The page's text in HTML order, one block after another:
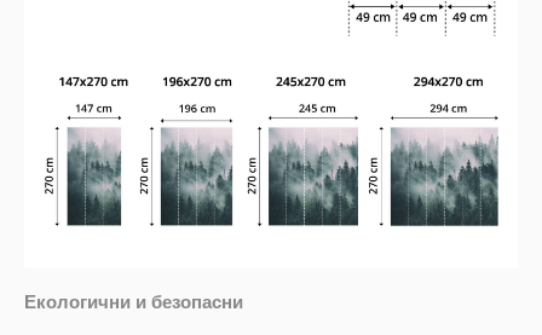
Екологични и безопасни